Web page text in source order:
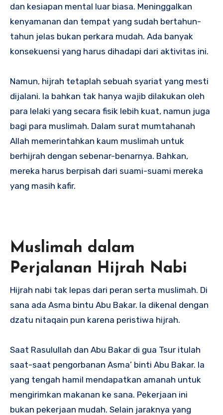
dan kesiapan mental luar biasa. Meninggalkan
kenyamanan dan tempat yang sudah bertahun-
tahun jelas bukan perkara mudah. Ada banyak
konsekuensi yang harus dihadapi dari aktivitas ini.
Namun, hijrah tetaplah sebuah syariat yang mesti
dijalani. Ia bahkan tak hanya wajib dilakukan oleh
para lelaki yang secara fisik lebih kuat, namun juga
bagi para muslimah. Dalam surat mumtahanah
Allah memerintahkan kaum muslimah untuk
berhijrah dengan sebenar-benarnya. Bahkan,
mereka harus berpisah dari suami-suami mereka
yang masih kafir.
Muslimah dalam
Perjalanan Hijrah Nabi
Hijrah nabi tak lepas dari peran serta muslimah. Di
sana ada Asma bintu Abu Bakar. Ia dikenal dengan
dzatu nitaqain pun karena peristiwa hijrah.
Saat Rasulullah dan Abu Bakar di gua Tsur itulah
saat-saat pengorbanan Asma’ binti Abu Bakar. Ia
yang tengah hamil mendapatkan amanah untuk
mengirimkan makanan ke sana. Pekerjaan ini
bukan pekerjaan mudah. Selain jaraknya yang